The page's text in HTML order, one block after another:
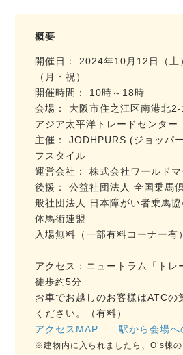
概要
開催日： 2024年10月12日（土
（月・祝）
開催時間： 10時～18時
会場： 大阪市住之江区南港北
アジア太平洋トレードセンター
主催： JODHPURS (ジョッパ
フスタイル
運営会社： 株式会社ワールドマ
後援： 公益社団法人 全国乗馬
般社団法人 日本障がい者乗馬
体馬術連盟
入場無料（一部有料コーナー有）
アクセス：ニュートラム「トレ
徒歩約5分
お車でお越しのお客様はATCの
ください。（有料）
アクセスMAP
駅から会場へ
※建物内に入られましたら、O’s棟